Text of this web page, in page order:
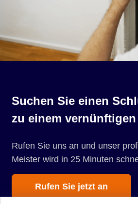
Suchen Sie einen
zu einem
Rufen Sie uns an und unser
Meister wird in 25 Minuten
Rufen Sie jetzt an